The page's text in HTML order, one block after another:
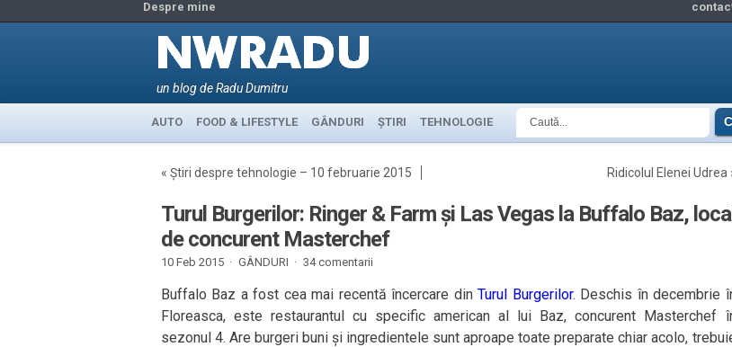
Despre mine
un blog de Radu Dumitru
AUTO FOOD & LIFESTYLE GÂNDURI ȘTIRI TEHNOLOGIE
« Știri despre tehnologie – 10 februarie 2015 Ridicolul Elenei Udrea
Turul Burgerilor: Ringer & Farm și Las Vegas la Buffalo Baz, local
de concurent Masterchef
10 Feb 2015 · GÂNDURI · 34 comentarii
Buffalo Baz a fost cea mai recentă încercare din Turul Burgerilor. Deschis în decembrie
Floreasca, este restaurantul cu specific american al lui Baz, concurent Masterchef
sezonul 4. Are burgeri buni și ingredientele sunt aproape toate preparate chiar acolo,